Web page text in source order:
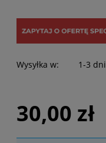
Wysyłka w: 1-3 dni
30,00 zł